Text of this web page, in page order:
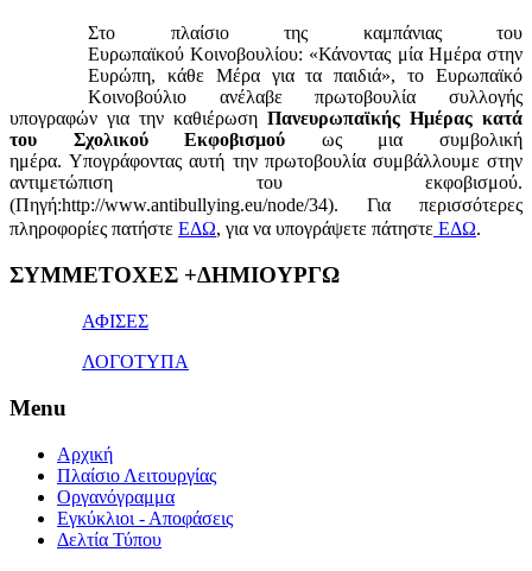
Στο πλαίσιο της καμπάνιας του
Ευρωπαϊκού Κοινοβουλίου: «Κάνοντας μία Ημέρα στην
Ευρώπη, κάθε Μέρα για τα παιδιά», το Ευρωπαϊκό
Κοινοβούλιο ανέλαβε πρωτοβουλία συλλογής
υπογραφών για την καθιέρωση Πανευρωπαϊκής Ημέρας κατά
του Σχολικού Εκφοβισμού ως μια συμβολική
ημέρα. Υπογράφοντας αυτή την πρωτοβουλία συμβάλλουμε στην
αντιμετώπιση του εκφοβισμού.
(Πηγή:http://www.antibullying.eu/node/34). Για περισσότερες
πληροφορίες πατήστε ΕΔΩ, για να υπογράψετε πάτηστε ΕΔΩ.
1x
ΣΥΜΜΕΤΟΧΕΣ +ΔΗΜΙΟΥΡΓΩ
ΑΦΙΣΕΣ
ΛΟΓΟΤΥΠΑ
Menu
Αρχική
Πλαίσιο Λειτουργίας
Οργανόγραμμα
Εγκύκλιοι - Αποφάσεις
Δελτία Τύπου